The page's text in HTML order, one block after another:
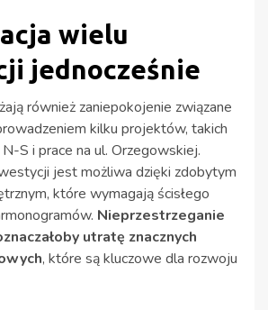
wielu
jednocześnie
również zaniepokojenie związane
kilku projektów, takich
S i prace na ul. Orzegowskiej.
jest możliwa dzięki zdobytym
które wymagają ścisłego
Nieprzestrzeganie
utratę znacznych
, które są kluczowe dla rozwoju